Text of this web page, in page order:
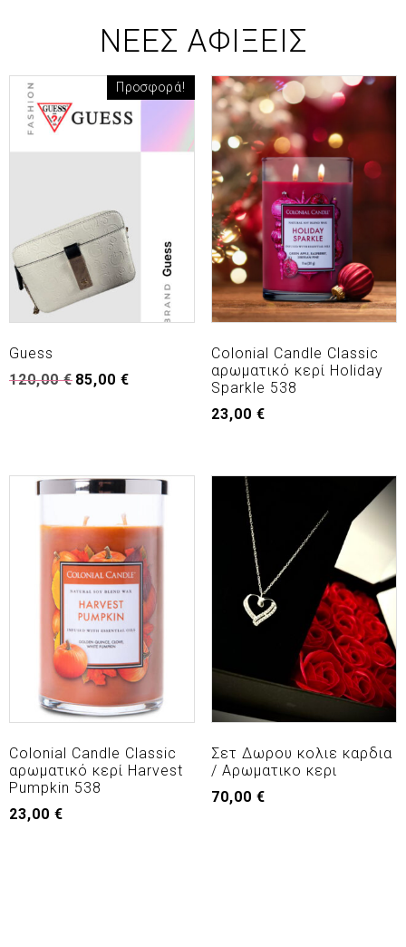
ΝΕΕΣ ΑΦΙΞΕΙΣ
Προσφορά!
Guess
120,00€ 85,00 €
Colonial Candle Classic
αρωματικό κερί Holiday
Sparkle 538
23,00 €
Colonial Candle Classic
αρωματικό κερί Harvest
Pumpkin 538
23,00 €
Σετ Δωρου κολιε καρδια
/ Αρωματικο κερι
70,00 €